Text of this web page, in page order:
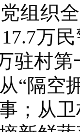
组织
万
驻村
“隔空
；从